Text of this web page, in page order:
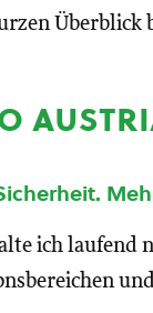
Überblick
ich laufend